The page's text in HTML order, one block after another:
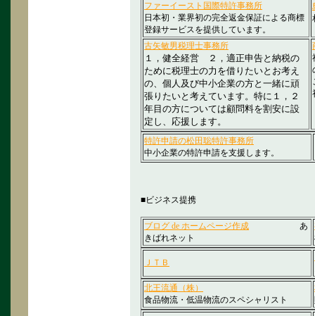
ファーイースト国際特許事務所
日本初・業界初の完全返金保証による商標
登録サービスを提供しています。
古矢敏男税理士事務所
１，健全経営 ２，適正申告と納税の
ために税理士の力を借りたいとお考え
の、個人及び中小企業の方と一緒に頑
張りたいと考えています。特に１，２
年目の方については顧問料を割安に設
定し、応援します。
特許申請の松田聡特許事務所
中小企業の特許申請を支援します。
■ビジネス提携
ブログ de ホームページ作成 あ
きばれネット
ＪＴＢ
北王流通（株）
食品物流・低温物流のスペシャリスト